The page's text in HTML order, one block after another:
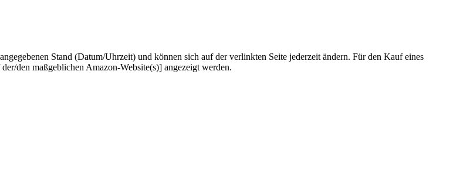
Stand (Datum/Uhrzeit) und können sich auf der verlinkten Seite jederzeit ändern. Für den Kauf eines
den maßgeblichen Amazon-Website(s)] angezeigt werden.